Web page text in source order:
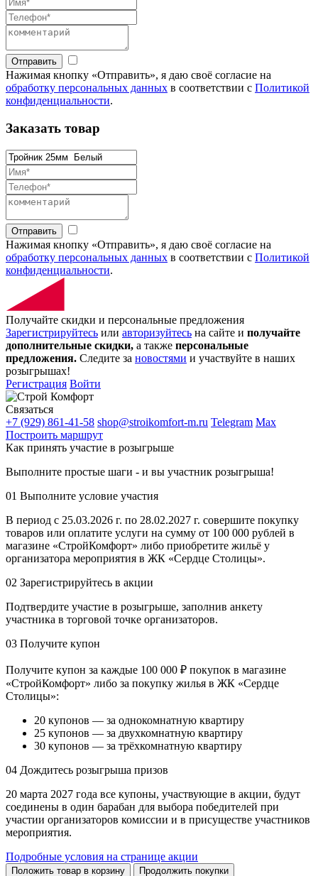
Отправить
Нажимая кнопку «Отправить», я даю своё согласие на
обработку персональных данных в соответствии с Политикой
конфиденциальности.
Заказать товар
Отправить
Нажимая кнопку «Отправить», я даю своё согласие на
обработку персональных данных в соответствии с Политикой
конфиденциальности.
Получайте скидки и персональные предложения
Зарегистрируйтесь или авторизуйтесь на сайте и получайте
дополнительные скидки, а также персональные
предложения. Следите за новостями и участвуйте в наших
розыгрышах!
Регистрация Войти
Связаться
+7 (929) 861-41-58 shop@stroikomfort-m.ru Telegram Max
Построить маршрут
Как принять участие в розыгрыше
Выполните простые шаги - и вы участник розыгрыша!
01 Выполните условие участия
В период с 25.03.2026 г. по 28.02.2027 г. совершите покупку
товаров или оплатите услуги на сумму от 100 000 рублей в
магазине «СтройКомфорт» либо приобретите жильё у
организатора мероприятия в ЖК «Сердце Столицы».
02 Зарегистрируйтесь в акции
Подтвердите участие в розыгрыше, заполнив анкету
участника в торговой точке организаторов.
03 Получите купон
Получите купон за каждые 100 000 ₽ покупок в магазине
«СтройКомфорт» либо за покупку жилья в ЖК «Сердце
Столицы»:
20 купонов — за однокомнатную квартиру
25 купонов — за двухкомнатную квартиру
30 купонов — за трёхкомнатную квартиру
04 Дождитесь розыгрыша призов
20 марта 2027 года все купоны, участвующие в акции, будут
соединены в один барабан для выбора победителей при
участии организаторов комиссии и в присуществе участников
мероприятия.
Подробные условия на странице акции
Положить товар в корзину Продолжить покупки